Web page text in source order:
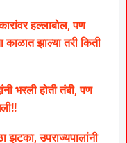
हल्लाबोल, पण
काळात झाल्या तरी किती
भरली होती तंबी, पण
झटका, उपराज्यपालांनी